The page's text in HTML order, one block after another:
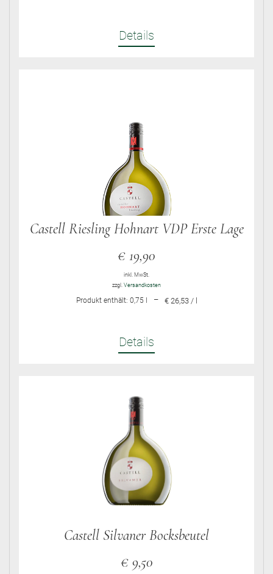
Details
Castell Riesling Hohnart VDP Erste Lage
€ 19,90
inkl. MwSt.
zzgl. Versandkosten
Produkt enthält: 0,75 l – € 26,53 / l
Details
Castell Silvaner Bocksbeutel
€9,50